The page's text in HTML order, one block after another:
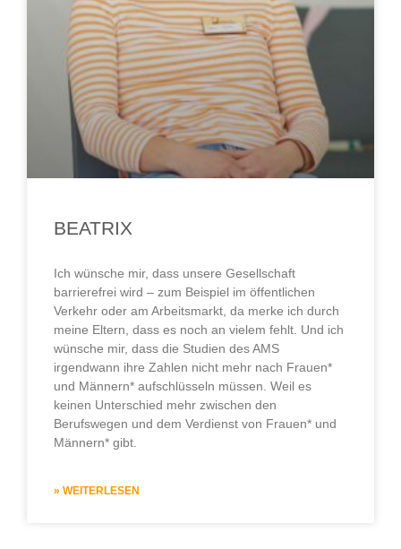
BEATRIX
Ich wünsche mir, dass unsere Gesellschaft
barrierefrei wird – zum Beispiel im öffentlichen
Verkehr oder am Arbeitsmarkt, da merke ich durch
meine Eltern, dass es noch an vielem fehlt. Und ich
wünsche mir, dass die Studien des AMS
irgendwann ihre Zahlen nicht mehr nach Frauen*
und Männern* aufschlüsseln müssen. Weil es
keinen Unterschied mehr zwischen den
Berufswegen und dem Verdienst von Frauen* und
Männern* gibt.
» WEITERLESEN